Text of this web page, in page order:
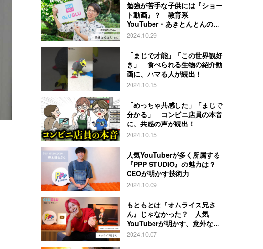
勉強が苦手な子供には『ショー
ト動画』？ 教育系
YouTuber・あきとんとんの戦
略とは
2024.10.29
「まじで才能」「この世界観好
き」 食べられる生物の紹介動
画に、ハマる人が続出！
2024.10.15
「めっちゃ共感した」「まじで
分かる」 コンビニ店員の本音
に、共感の声が続出！
2024.10.15
人気YouTuberが多く所属する
『PPP STUDIO』の魅力は？
CEOが明かす技術力
2024.10.09
もともとは『オムライス兄さ
ん』じゃなかった？ 人気
YouTuberが明かす、意外な過
去とは
2024.10.07